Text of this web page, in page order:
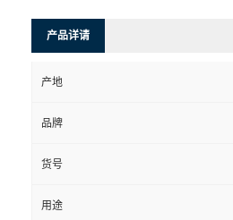
产品详请
产地
品牌
货号
用途